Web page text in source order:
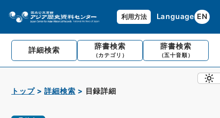
利用方法 Language EN
詳細検索 辞書検索
（カテゴリ）
辞書検索
（五十音順）
トップ 詳細検索 目録詳細